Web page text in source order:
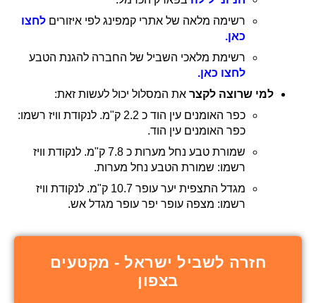
רשימה מלאה של אתרי קמפינג לפי איזורים לחצו
כאן.
רשימת מלאכי השביל של החברה להגנת הטבע
לחצו כאן.
למי שרוצה לקצר את המסלול יכול לעשות זאת:
כפר האומנים עין הוד כ 2.2 ק"מ. לנקודת וויז רשמו:
כפר האומנים עין הוד.
שמורת טבע נחל מערות כ 7.8 ק"מ. לנקודת וויז
רשמו: שמורת הטבע נחל מערות.
מגדל התצפית יער עופר 10.7 ק"מ. לנקודת וויז
רשמו: מצפה עופר יפר עופר מגדל אש.
חזרה לשביל ישראל - מקטעים
בצפון